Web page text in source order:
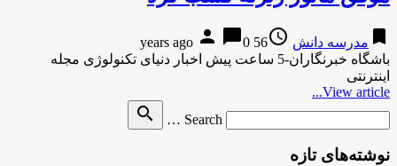
bookmark مدرسه دانش access_time
56 years ago
person chat_bubble0
باشگاه خبرنگاران-5 ساعت پیش اخبار دنیای تکنولوژی مجله
اینترنتی
View article...
Search …
search
نوشته‌های تازه